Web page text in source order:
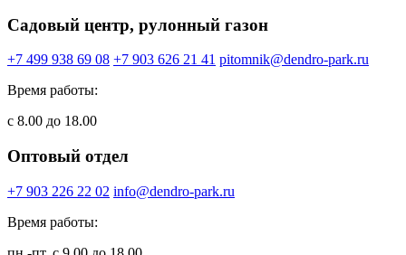
Садовый центр, рулонный газон
+7 499 938 69 08 +7 903 626 21 41 pitomnik@dendro-park.ru
Время работы:
с 8.00 до 18.00
Оптовый отдел
+7 903 226 22 02 info@dendro-park.ru
Время работы: